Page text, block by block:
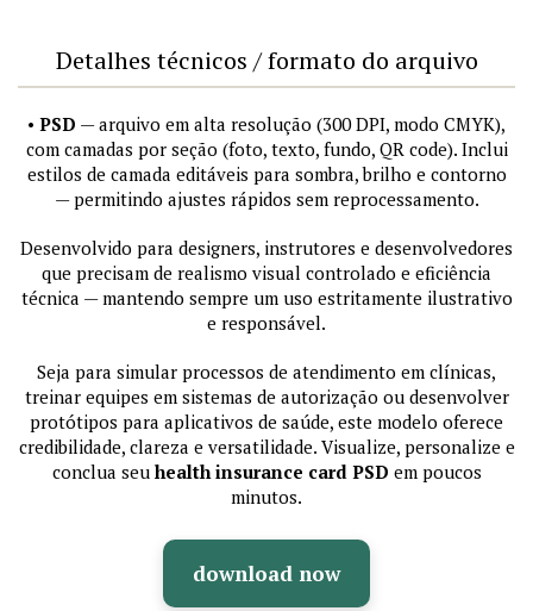
Detalhes técnicos / formato do arquivo
• PSD — arquivo em alta resolução (300 DPI, modo CMYK),
com camadas por seção (foto, texto, fundo, QR code). Inclui
estilos de camada editáveis para sombra, brilho e contorno
— permitindo ajustes rápidos sem reprocessamento.
Desenvolvido para designers, instrutores e desenvolvedores
que precisam de realismo visual controlado e eficiência
técnica — mantendo sempre um uso estritamente ilustrativo
e responsável.
Seja para simular processos de atendimento em clínicas,
treinar equipes em sistemas de autorização ou desenvolver
protótipos para aplicativos de saúde, este modelo oferece
credibilidade, clareza e versatilidade. Visualize, personalize e
conclua seu health insurance card PSD em poucos
minutos.
download now